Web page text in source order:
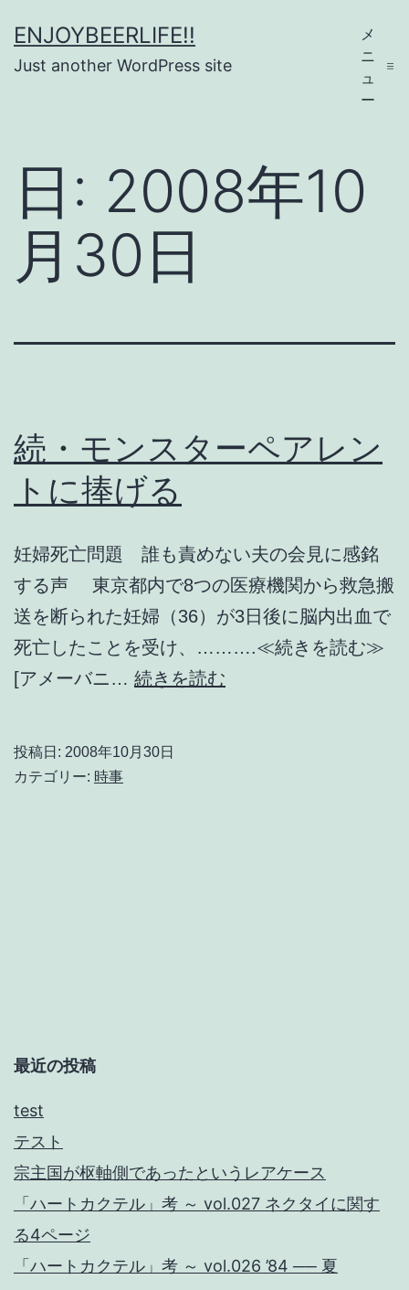
ン
テ
ENJOYBEERLIFE!!
Just another WordPress site
メ
ニ
ュ
ー
日: 2008年10
月30日
続・モンスターペアレン
トに捧げる
妊婦死亡問題 誰も責めない夫の会見に感銘
する声 東京都内で8つの医療機関から救急搬
送を断られた妊婦（36）が3日後に脳内出血で
死亡したことを受け、……….≪続きを読む≫
[アメーバニ… 続きを読む
投稿日: 2008年10月30日
カテゴリー: 時事
最近の投稿
test
テスト
宗主国が枢軸側であったというレアケース
「ハートカクテル」考 ～ vol.027 ネクタイに関す
る4ページ
「ハートカクテル」考 ～ vol.026 ’84 ── 夏